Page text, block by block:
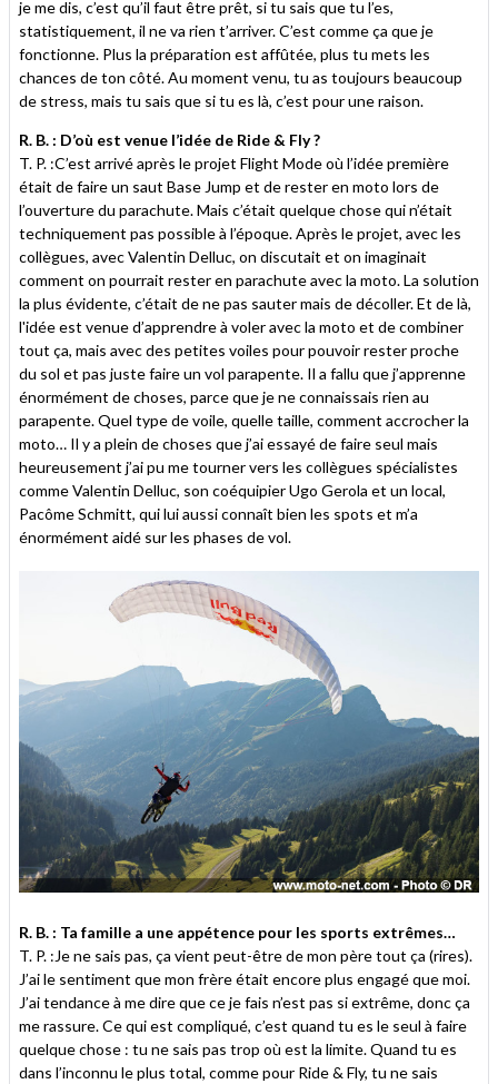
je me dis, c’est qu’il faut être prêt, si tu sais que tu l’es,
statistiquement, il ne va rien t’arriver. C’est comme ça que je
fonctionne. Plus la préparation est affûtée, plus tu mets les
chances de ton côté. Au moment venu, tu as toujours beaucoup
de stress, mais tu sais que si tu es là, c’est pour une raison.
R. B. : D’où est venue l’idée de Ride & Fly ?
T. P. :C’est arrivé après le projet Flight Mode où l’idée première
était de faire un saut Base Jump et de rester en moto lors de
l’ouverture du parachute. Mais c’était quelque chose qui n’était
techniquement pas possible à l’époque. Après le projet, avec les
collègues, avec Valentin Delluc, on discutait et on imaginait
comment on pourrait rester en parachute avec la moto. La solution
la plus évidente, c’était de ne pas sauter mais de décoller. Et de là,
l'idée est venue d’apprendre à voler avec la moto et de combiner
tout ça, mais avec des petites voiles pour pouvoir rester proche
du sol et pas juste faire un vol parapente. Il a fallu que j’apprenne
énormément de choses, parce que je ne connaissais rien au
parapente. Quel type de voile, quelle taille, comment accrocher la
moto… Il y a plein de choses que j’ai essayé de faire seul mais
heureusement j’ai pu me tourner vers les collègues spécialistes
comme Valentin Delluc, son coéquipier Ugo Gerola et un local,
Pacôme Schmitt, qui lui aussi connaît bien les spots et m’a
énormément aidé sur les phases de vol.
R. B. : Ta famille a une appétence pour les sports extrêmes…
T. P. :Je ne sais pas, ça vient peut-être de mon père tout ça (rires).
J’ai le sentiment que mon frère était encore plus engagé que moi.
J’ai tendance à me dire que ce je fais n’est pas si extrême, donc ça
me rassure. Ce qui est compliqué, c’est quand tu es le seul à faire
quelque chose : tu ne sais pas trop où est la limite. Quand tu es
dans l’inconnu le plus total, comme pour Ride & Fly, tu ne sais